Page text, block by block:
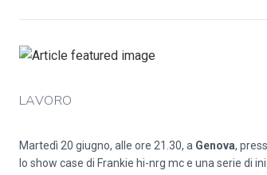
LAVORO
Martedì 20 giugno, alle ore 21.30, a Genova,
lo show case di Frankie hi-nrg mc e una serie di